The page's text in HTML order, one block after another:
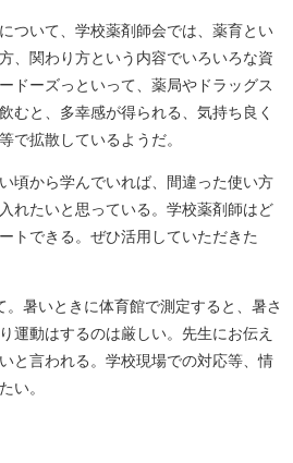
ついて、学校薬剤師会では、薬育とい
、関わり方という内容でいろいろな資
ドーズっといって、薬局やドラッグス
むと、多幸感が得られる、気持ち良く
で拡散しているようだ。
頃から学んでいれば、間違った使い方
れたいと思っている。学校薬剤師はど
トできる。ぜひ活用していただきた
暑いときに体育館で測定すると、暑さ
運動はするのは厳しい。先生にお伝え
と言われる。学校現場での対応等、情
い。